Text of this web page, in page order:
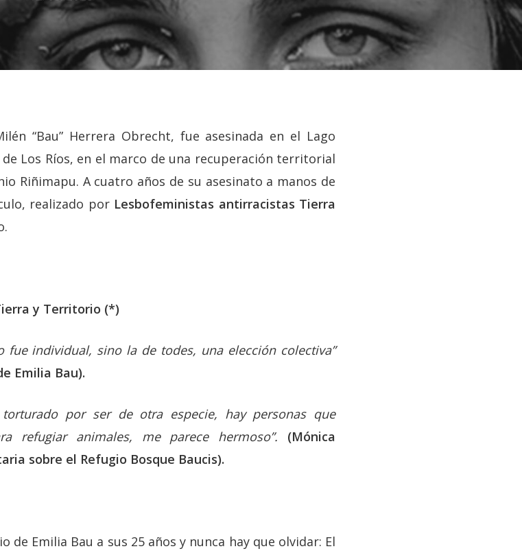
“Bau” Herrera Obrecht, fue asesinada en el Lago
Los Ríos, en el marco de una recuperación territorial
Riñimapu. A cuatro años de su asesinato a manos de
realizado por Lesbofeministas antirracistas Tierra
y Territorio (*)
fue individual, sino la de todes, una elección colectiva”
Emilia Bau).
por ser de otra especie, hay personas que
refugiar animales, me parece hermoso”.
(Mónica
sobre el Refugio Bosque Baucis).
de Emilia Bau a sus 25 años y nunca hay que olvidar: El